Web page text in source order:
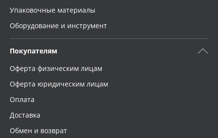
Упаковочные материалы
Оборудование и инструмент
Покупателям
Оферта физическим лицам
Оферта юридическим лицам
Оплата
Доставка
Обмен и возврат